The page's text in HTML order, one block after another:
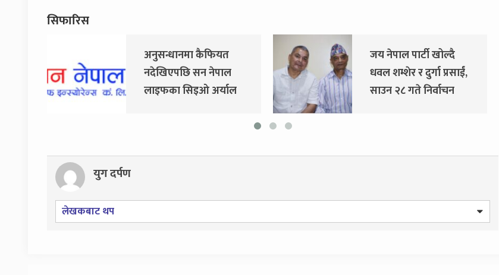
सिफारिस
जय नेपाल पार्टी खोल्दै
धवल शम्शेर र दुर्गा प्रसाईं,
साउन २८ गते निर्वाचन
दुर्गा प्रसाईंलाई रिहा गर्न
अदालतको आदेश
युग दर्पण
लेखकबाट थप